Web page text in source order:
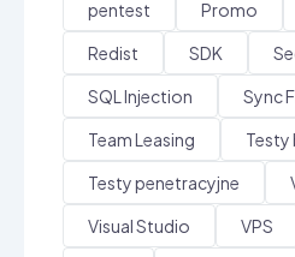
pentest
Promo
Redist
SDK
SQL Injection
Sync
Team Leasing
Testy
Testy penetracyjne
Visual Studio
VPS